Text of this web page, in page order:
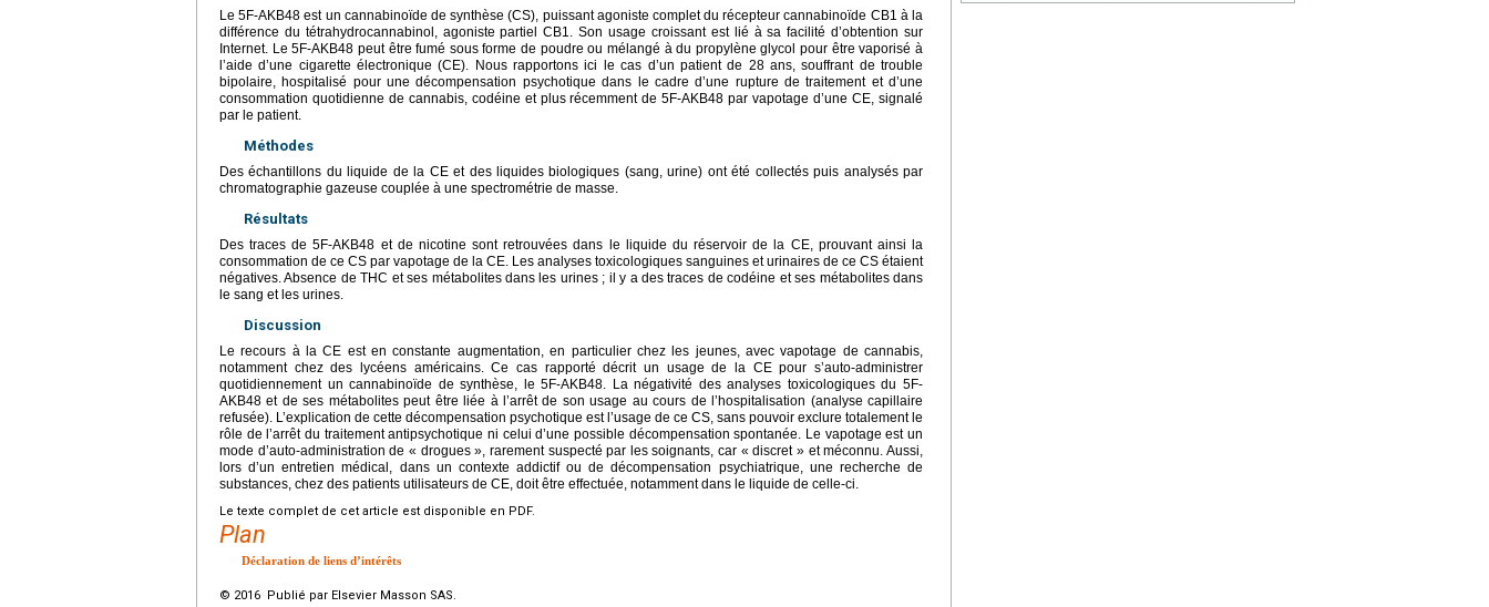
Le 5F-AKB48 est un cannabinoïde de synthèse (CS), puissant agoniste complet du récepteur cannabinoïde CB1 à la
différence du tétrahydrocannabinol, agoniste partiel CB1. Son usage croissant est lié à sa facilité d’obtention sur
Internet. Le 5F-AKB48 peut être fumé sous forme de poudre ou mélangé à du propylène glycol pour être vaporisé à
l’aide d’une cigarette électronique (CE). Nous rapportons ici le cas d’un patient de 28 ans, souffrant de trouble
bipolaire, hospitalisé pour une décompensation psychotique dans le cadre d’une rupture de traitement et d’une
consommation quotidienne de cannabis, codéine et plus récemment de 5F-AKB48 par vapotage d’une CE, signalé
par le patient.
Méthodes
Des échantillons du liquide de la CE et des liquides biologiques (sang, urine) ont été collectés puis analysés par
chromatographie gazeuse couplée à une spectrométrie de masse.
Résultats
Des traces de 5F-AKB48 et de nicotine sont retrouvées dans le liquide du réservoir de la CE, prouvant ainsi la
consommation de ce CS par vapotage de la CE. Les analyses toxicologiques sanguines et urinaires de ce CS étaient
négatives. Absence de THC et ses métabolites dans les urines ; il y a des traces de codéine et ses métabolites dans
le sang et les urines.
Discussion
Le recours à la CE est en constante augmentation, en particulier chez les jeunes, avec vapotage de cannabis,
notamment chez des lycéens américains. Ce cas rapporté décrit un usage de la CE pour s’auto-administrer
quotidiennement un cannabinoïde de synthèse, le 5F-AKB48. La négativité des analyses toxicologiques du 5F-
AKB48 et de ses métabolites peut être liée à l’arrêt de son usage au cours de l’hospitalisation (analyse capillaire
refusée). L’explication de cette décompensation psychotique est l’usage de ce CS, sans pouvoir exclure totalement le
rôle de l’arrêt du traitement antipsychotique ni celui d’une possible décompensation spontanée. Le vapotage est un
mode d’auto-administration de « drogues », rarement suspecté par les soignants, car « discret » et méconnu. Aussi,
lors d’un entretien médical, dans un contexte addictif ou de décompensation psychiatrique, une recherche de
substances, chez des patients utilisateurs de CE, doit être effectuée, notamment dans le liquide de celle-ci.
Le texte complet de cet article est disponible en PDF.
Plan
Déclaration de liens d’intérêts
© 2016 Publié par Elsevier Masson SAS.